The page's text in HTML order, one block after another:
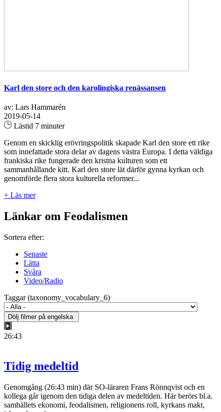
Karl den store och den karolingiska renässansen
av: Lars Hammarén
2019-05-14
Lästid 7 minuter
Genom en skicklig erövringspolitik skapade Karl den store ett rike
som innefattade stora delar av dagens västra Europa. I detta väldiga
frankiska rike fungerade den kristna kulturen som ett
sammanhållande kitt. Karl den store lät därför gynna kyrkan och
genomförde flera stora kulturella reformer...
+ Läs mer
Länkar om Feodalismen
Sortera efter:
Senaste
Lätta
Svåra
Video/Radio
Taggar (taxonomy_vocabulary_6)
26:43
Tidig medeltid
Genomgång (26:43 min) där SO-läraren Frans Rönnqvist och en
kollega går igenom den tidiga delen av medeltiden. Här berörs bl.a.
samhällets ekonomi, feodalismen, religionens roll, kyrkans makt,